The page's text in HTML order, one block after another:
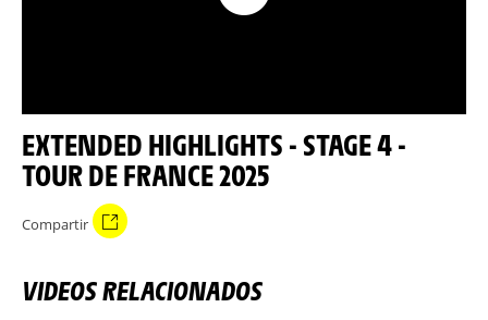
EXTENDED HIGHLIGHTS - STAGE 4 -
TOUR DE FRANCE 2025
Compartir
VIDEOS RELACIONADOS